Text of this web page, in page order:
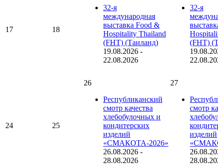
17 18
32-я
международная
выставка Food &
Hospitality Thailand
(FHT) (Таиланд)
19.08.2026 -
22.08.2026
32-я
(FHT)
24 25
26
Республиканский
смотр качества
хлебобулочных и
кондитерских
изделий
«СМАКОТА-2026»
26.08.2026 -
28.08.2026
27
смотр
изделий